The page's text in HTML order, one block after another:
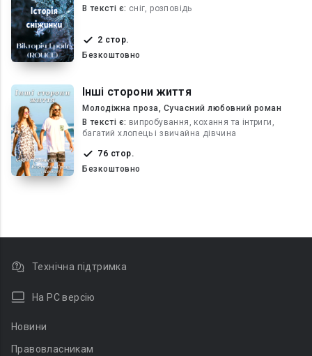
В текcті є: сніг, розповідь
2 стор.
Безкоштовно
Інші сторони життя
Молодіжна проза, Сучасний любовний роман
В текcті є: випробування, кохання та інтриги,
багатий хлопець і звичайна дівчина
76 стор.
Безкоштовно
Технічна підтримка
На PC версію
Новини
Правовласникам